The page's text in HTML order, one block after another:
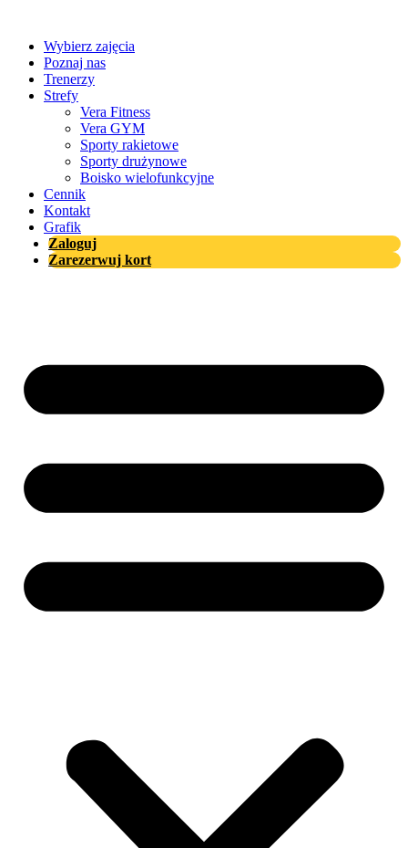
treści
Wybierz zajęcia
Poznaj nas
Trenerzy
Strefy
Vera Fitness
Vera GYM
Sporty rakietowe
Sporty drużynowe
Boisko wielofunkcyjne
Cennik
Kontakt
Grafik
Zaloguj
Zarezerwuj kort